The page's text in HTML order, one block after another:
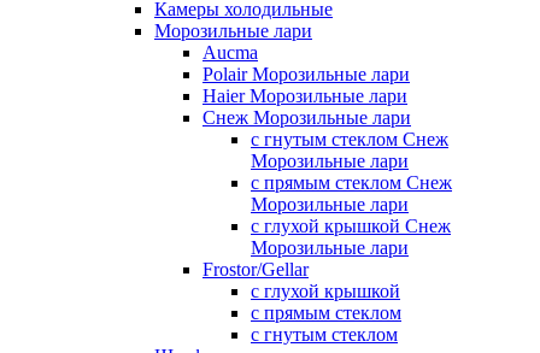
Камеры холодильные
Морозильные лари
Aucma
Polair Морозильные лари
Haier Морозильные лари
Снеж Морозильные лари
с гнутым стеклом Снеж
Морозильные лари
с прямым стеклом Снеж
Морозильные лари
с глухой крышкой Снеж
Морозильные лари
Frostor/Gellar
с глухой крышкой
с прямым стеклом
с гнутым стеклом